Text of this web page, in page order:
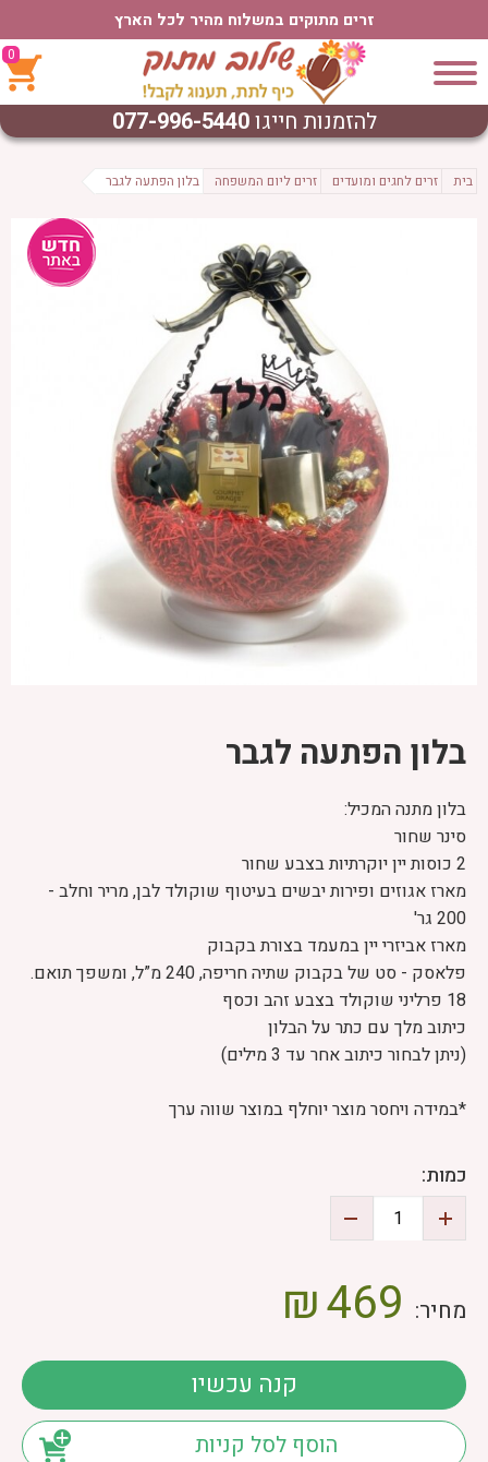
זרים מתוקים במשלוח מהיר לכל הארץ
0
להזמנות חייגו077-996-5440
בית זרים לחגים ומועדים זרים ליום המשפחה בלון הפתעה לגבר
בלון הפתעה לגבר
בלון מתנה המכיל:
סינר שחור
2 כוסות יין יוקרתיות בצבע שחור
מארז אגוזים ופירות יבשים בעיטוף שוקולד לבן, מריר וחלב -
200 גר'
מארז אביזרי יין במעמד בצורת בקבוק
פלאסק - סט של בקבוק שתיה חריפה, 240 מ”ל, ומשפך תואם.
18 פרליני שוקולד בצבע זהב וכסף
כיתוב מלך עם כתר על הבלון
(ניתן לבחור כיתוב אחר עד 3 מילים)
*במידה ויחסר מוצר יוחלף במוצר שווה ערך
כמות:
מחיר: 469
₪
קנה עכשיו
הוסף לסל קניות